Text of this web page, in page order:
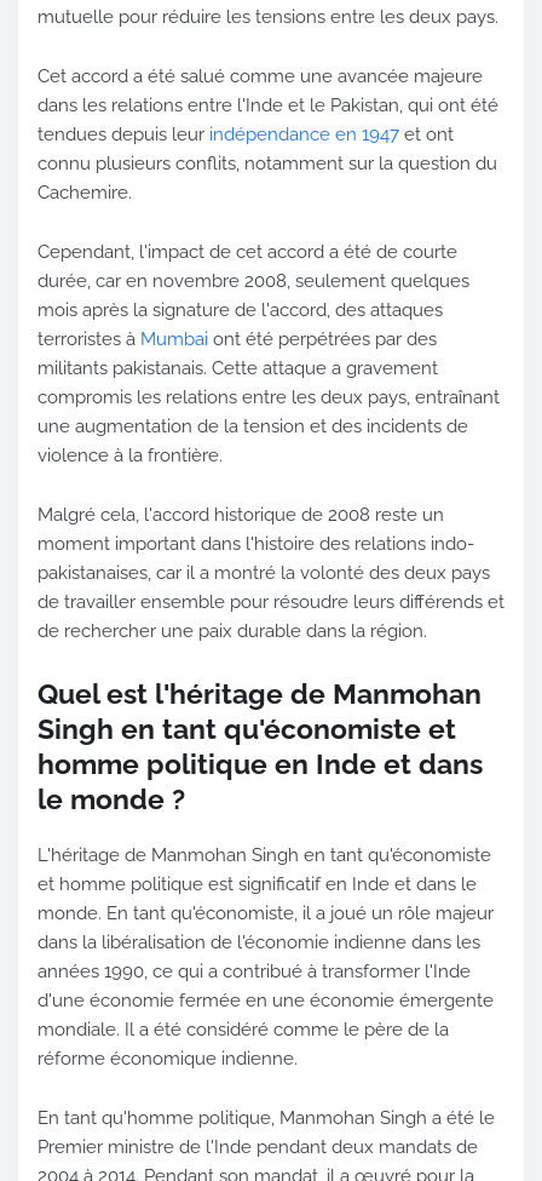
mutuelle pour réduire les tensions entre les deux pays.
Cet accord a été salué comme une avancée majeure
dans les relations entre l'Inde et le Pakistan, qui ont été
tendues depuis leur indépendance en 1947 et ont
connu plusieurs conflits, notamment sur la question du
Cachemire.
Cependant, l'impact de cet accord a été de courte
durée, car en novembre 2008, seulement quelques
mois après la signature de l'accord, des attaques
terroristes à Mumbai ont été perpétrées par des
militants pakistanais. Cette attaque a gravement
compromis les relations entre les deux pays, entraînant
une augmentation de la tension et des incidents de
violence à la frontière.
Malgré cela, l'accord historique de 2008 reste un
moment important dans l'histoire des relations indo-
pakistanaises, car il a montré la volonté des deux pays
de travailler ensemble pour résoudre leurs différends et
de rechercher une paix durable dans la région.
Quel est l'héritage de Manmohan
Singh en tant qu'économiste et
homme politique en Inde et dans
le monde ?
L'héritage de Manmohan Singh en tant qu'économiste
et homme politique est significatif en Inde et dans le
monde. En tant qu'économiste, il a joué un rôle majeur
dans la libéralisation de l'économie indienne dans les
années 1990, ce qui a contribué à transformer l'Inde
d'une économie fermée en une économie émergente
mondiale. Il a été considéré comme le père de la
réforme économique indienne.
En tant qu'homme politique, Manmohan Singh a été le
Premier ministre de l'Inde pendant deux mandats de
2004 à 2014. Pendant son mandat, il a œuvré pour la